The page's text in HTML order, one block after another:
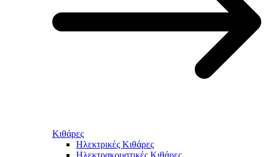
Κιθάρες
Ηλεκτρικές Κιθάρες
Ηλεκτρακουστικές Κιθάρες